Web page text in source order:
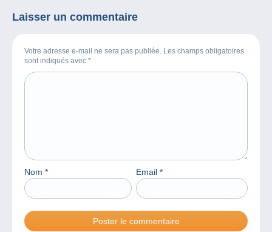
Laisser un commentaire
Votre adresse e-mail ne sera pas publiée. Les champs obligatoires
sont indiqués avec *
Nom * Email *